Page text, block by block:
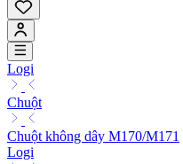
Logi
Chuột
Chuột không dây M170/M171
Logi